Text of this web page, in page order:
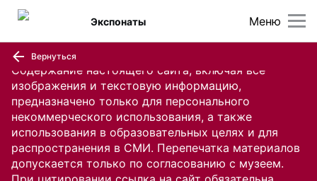
Содержание настоящего сайта, включая все
изображения и текстовую информацию,
предназначено только для персонального
некоммерческого использования, а также
использования в образовательных целях и для
распространения в СМИ. Перепечатка материалов
допускается только по согласованию с музеем.
Меню
Экспонаты
Вернуться